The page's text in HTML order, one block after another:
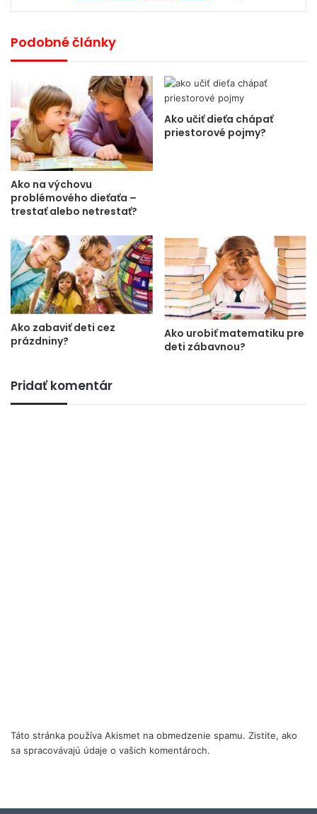
Podobné články
Ako na výchovu
problémového dieťaťa –
trestať alebo netrestať?
Ako učiť dieťa chápať
priestorové pojmy?
Ako zabaviť deti cez
prázdniny?
Ako urobiť matematiku pre
deti zábavnou?
Pridať komentár
Táto stránka používa Akismet na obmedzenie spamu. Zistite, ako
sa spracovávajú údaje o vašich komentároch.